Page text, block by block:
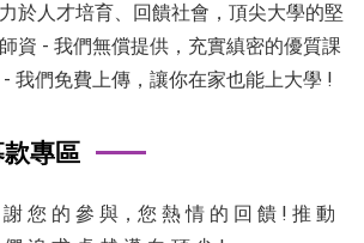
於人才培育、回饋社會，頂尖大學的堅
資 - 我們無償提供，充實縝密的優質課
- 我們免費上傳，讓你在家也能上大學 !
專區
您 的 參 與，您 熱 情 的 回 饋 ! 推 動